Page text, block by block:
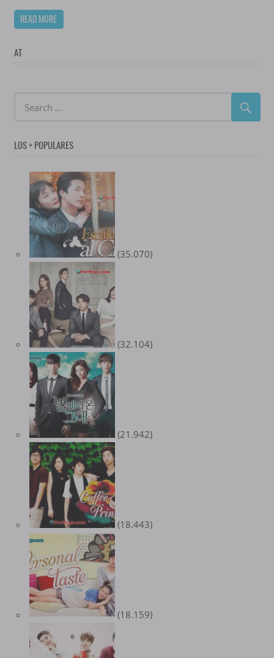
READ MORE
AT
LOS + POPULARES
(35.070)
(32.104)
(21.942)
(18.443)
(18.159)